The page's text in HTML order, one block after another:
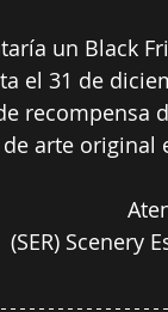
un Black
el 31 de
recompensa
arte original
(SER) Scenery